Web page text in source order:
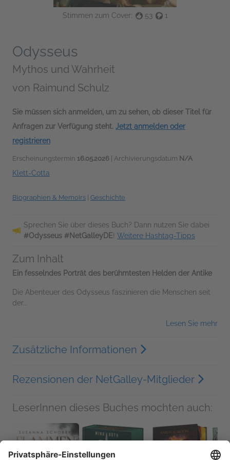
Stimmen zum Cover: 53 1
Odysseus
Mythos und Wahrheit
von Raimund Schulz
Sie müssen sich anmelden, um zu sehen, ob dieser Titel für
Anfragen zur Verfügung steht. Jetzt anmelden oder
registrieren
Erscheinungstermin 16.05.2026 | Archivierungsdatum N/A
Klett-Cotta
Biographien & Memoirs Geschichte
Sprechen Sie über dieses Buch? Dann nutzen Sie dabei
#Odysseus #NetGalleyDE! Weitere Hashtag-Tipps
Zum Inhalt
Ein fesselndes Porträt des berühmtesten Helden der Antike
Die Abenteuer des Odysseus faszinieren die Menschen seit
der...
Lesen Sie mehr
Zusätzliche Informationen
Rezensionen der NetGalley-Mitglieder
LeserInnen dieses Buches mochten auch: